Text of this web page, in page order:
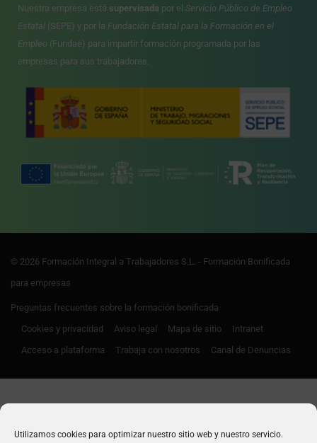
Utilizamos cookies para optimizar nuestro sitio web y nuestro servicio.
Nuestra empresa está supervisada por el Servicio Público de Empleo
Estatal (SEPE) y por la Fundación Estatal para la Formación en el
Empleo (Fundae) para impartir formación programada por las
empresas para sus trabajadores.
© 2026 Formación Integral a Trabajadores S.L. - Formación Bonificada
para empresas
Preguntas frecuentes sobre la formación bonificada
Cookies y privacidad
Aviso legal Mapa de sitio
Intranet
Acceso a plataforma
Trabaja con nosotros Canal de Denuncias